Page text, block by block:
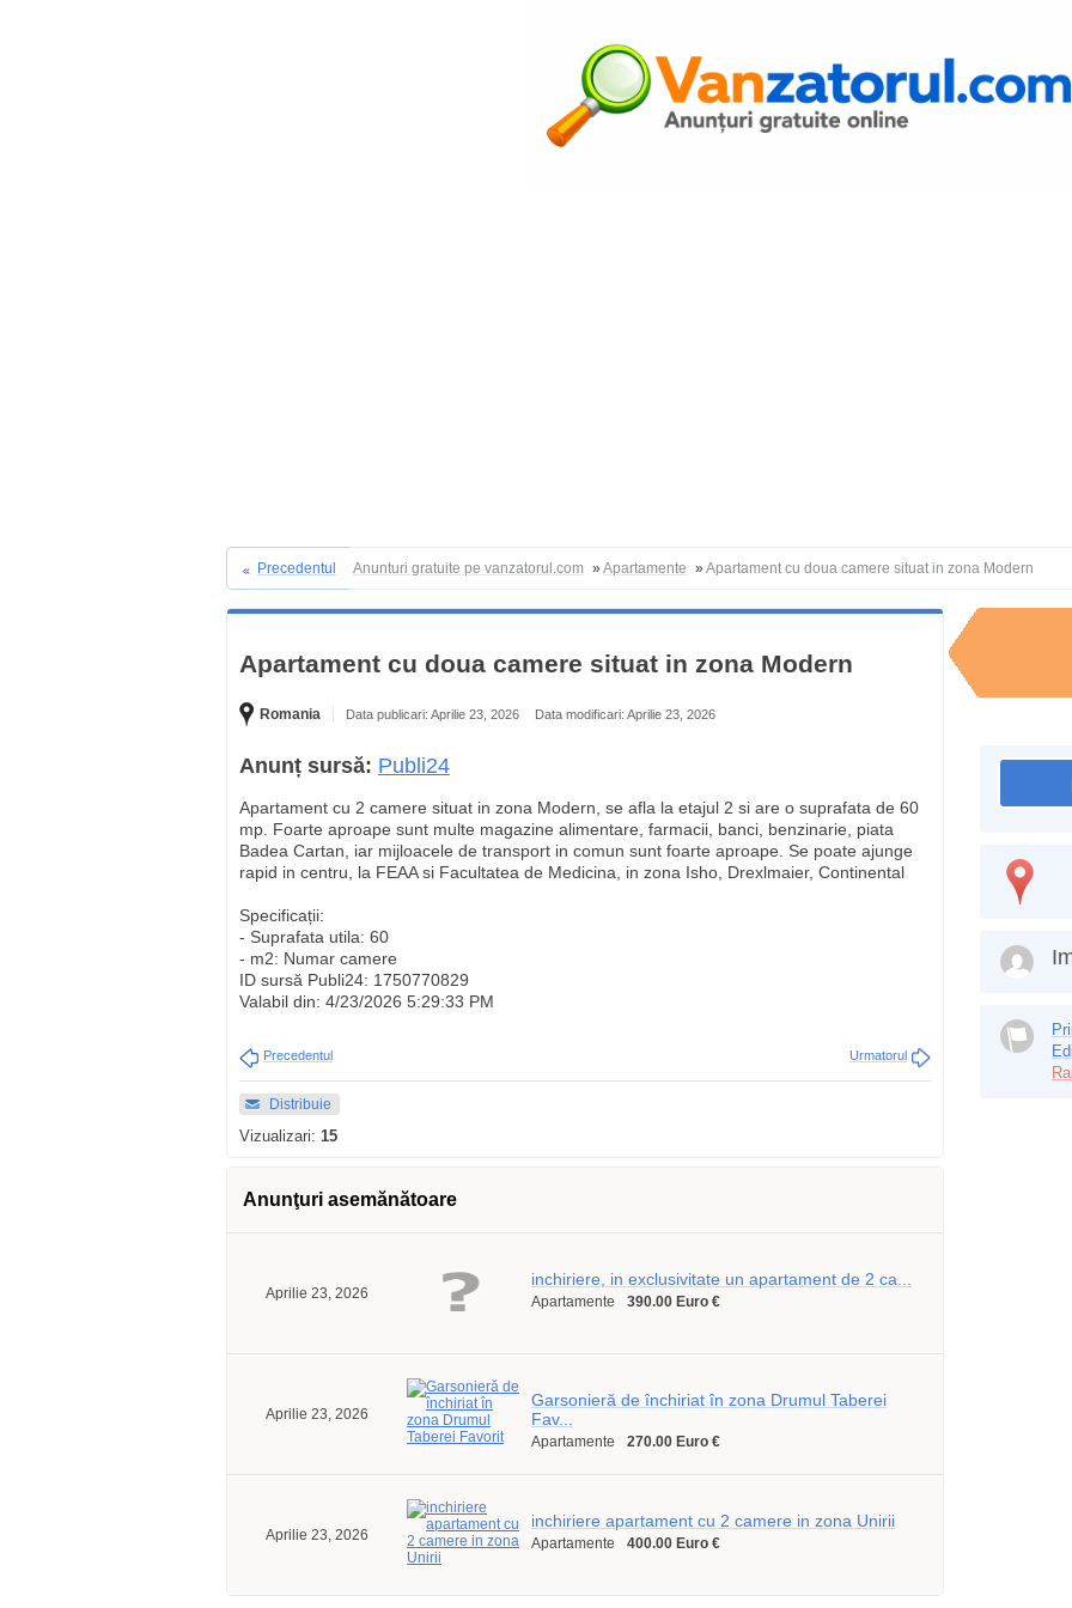
Precedentul Anunturi gratuite pe vanzatorul.com »Apartamente »Apartament cu doua camere situat in zona Modern
Apartament cu doua camere situat in zona Modern
Romania Data publicari: Aprilie 23, 2026 Data modificari: Aprilie 23, 2026
Anunț sursă: Publi24
Apartament cu 2 camere situat in zona Modern, se afla la etajul 2 si are o suprafata de 60
mp. Foarte aproape sunt multe magazine alimentare, farmacii, banci, benzinarie, piata
Badea Cartan, iar mijloacele de transport in comun sunt foarte aproape. Se poate ajunge
rapid in centru, la FEAA si Facultatea de Medicina, in zona Isho, Drexlmaier, Continental
Specificații:
- Suprafata utila: 60
- m2: Numar camere
ID sursă Publi24: 1750770829
Valabil din: 4/23/2026 5:29:33 PM
Precedentul Urmatorul
Distribuie
Vizualizari: 15
Anunţuri asemănătoare
Aprilie 23, 2026
inchiriere, in exclusivitate un apartament de 2 ca...
Apartamente 390.00 Euro €
Aprilie 23, 2026
Garsonieră de închiriat în zona Drumul Taberei
Fav...
Apartamente 270.00 Euro €
Aprilie 23, 2026
inchiriere apartament cu 2 camere in zona Unirii
Apartamente 400.00 Euro €